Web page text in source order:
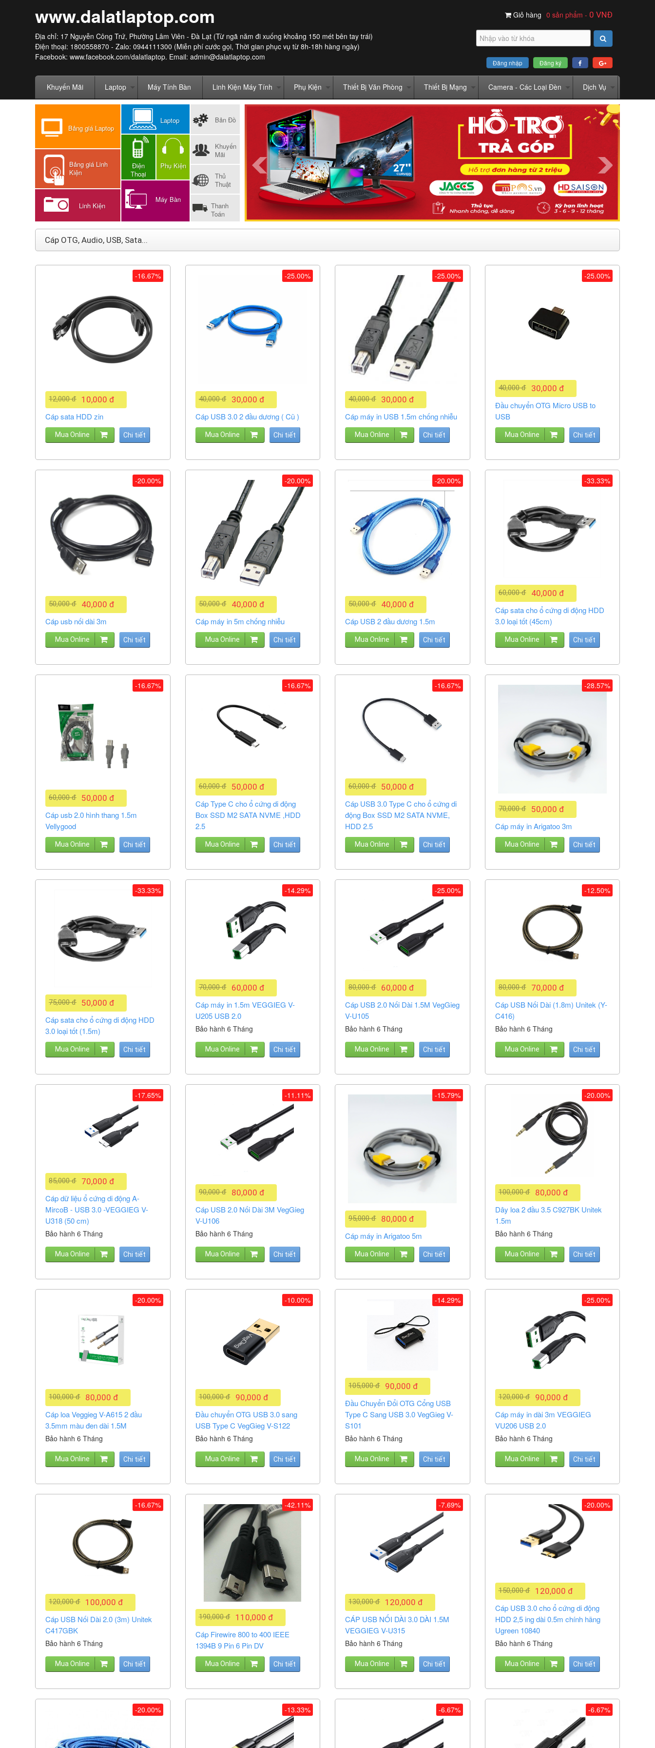
www.dalatlaptop.com
Địa chỉ: 17 Nguyễn Công Trứ, Phường Lâm Viên - Đà Lạt (Từ ngã năm đi xuống khoảng 150 mét bên tay trái)
Điện thoại: 1800558870 - Zalo: 0944111300 (Miễn phí cước gọi, Thời gian phục vụ từ 8h-18h hàng ngày)
Facebook: www.facebook.com/dalatlaptop. Email: admin@dalatlaptop.com
Giỏ hàng 0 sản phẩm - 0 VNĐ
Đăng nhập Đăng ký
Khuyến Mãi Laptop Máy Tính Bàn Linh Kiện Máy Tính Phụ Kiện Thiết Bị Văn Phòng Thiết Bị Mạng Camera - Các Loại Đèn Dịch Vụ
Bảng giá Laptop
Bảng giá Linh
Kiện
Linh Kiện
Laptop
Điện
Thoại
Phụ Kiện
Máy Bàn
Bản Đồ
Khuyến
Mãi
Thủ
Thuật
Thanh
Toán
Cáp OTG, Audio, USB, Sata...
10,000 đ
12,000 đ
Cáp sata HDD zin
Mua Online Chi tiết
-16.67%
30,000 đ
40,000 đ
Cáp USB 3.0 2 đầu dương ( Cũ )
Mua Online Chi tiết
-25.00%
30,000 đ
40,000 đ
Cáp máy in USB 1.5m chống nhiễu
Mua Online Chi tiết
-25.00%
30,000 đ
40,000 đ
Đầu chuyển OTG Micro USB to
USB
Mua Online Chi tiết
-25.00%
40,000 đ
50,000 đ
Cáp usb nối dài 3m
Mua Online Chi tiết
-20.00%
40,000 đ
50,000 đ
Cáp máy in 5m chống nhiễu
Mua Online Chi tiết
-20.00%
40,000 đ
50,000 đ
Cáp USB 2 đầu dương 1.5m
Mua Online Chi tiết
-20.00%
40,000 đ
60,000 đ
Cáp sata cho ổ cứng di động HDD
3.0 loại tốt (45cm)
Mua Online Chi tiết
-33.33%
50,000 đ
60,000 đ
Cáp usb 2.0 hình thang 1.5m
Vellygood
Mua Online Chi tiết
-16.67%
50,000 đ
60,000 đ
Cáp Type C cho ổ cứng di động
Box SSD M2 SATA NVME ,HDD
2.5
Mua Online Chi tiết
-16.67%
50,000 đ
60,000 đ
Cáp USB 3.0 Type C cho ổ cứng di
động Box SSD M2 SATA NVME,
HDD 2.5
Mua Online Chi tiết
-16.67%
50,000 đ
70,000 đ
Cáp máy in Arigatoo 3m
Mua Online Chi tiết
-28.57%
50,000 đ
75,000 đ
Cáp sata cho ổ cứng di động HDD
3.0 loại tốt (1.5m)
Mua Online Chi tiết
-33.33%
60,000 đ
70,000 đ
Cáp máy in 1.5m VEGGIEG V-
U205 USB 2.0
Bảo hành 6 Tháng
Mua Online Chi tiết
-14.29%
60,000 đ
80,000 đ
Cáp USB 2.0 Nối Dài 1.5M VegGieg
V-U105
Bảo hành 6 Tháng
Mua Online Chi tiết
-25.00%
70,000 đ
80,000 đ
Cáp USB Nối Dài (1.8m) Unitek (Y-
C416)
Bảo hành 6 Tháng
Mua Online Chi tiết
-12.50%
70,000 đ
85,000 đ
Cáp dữ liệu ổ cứng di động A-
MircoB - USB 3.0 -VEGGIEG V-
U318 (50 cm)
Bảo hành 6 Tháng
Mua Online Chi tiết
-17.65%
80,000 đ
90,000 đ
Cáp USB 2.0 Nối Dài 3M VegGieg
V-U106
Bảo hành 6 Tháng
Mua Online Chi tiết
-11.11%
80,000 đ
95,000 đ
Cáp máy in Arigatoo 5m
Mua Online Chi tiết
-15.79%
80,000 đ
100,000 đ
Dây loa 2 đầu 3.5 C927BK Unitek
1.5m
Bảo hành 6 Tháng
Mua Online Chi tiết
-20.00%
80,000 đ
100,000 đ
Cáp loa Veggieg V-A615 2 đầu
3.5mm màu đen dài 1.5M
Bảo hành 6 Tháng
Mua Online Chi tiết
-20.00%
90,000 đ
100,000 đ
Đầu chuyển OTG USB 3.0 sang
USB Type C VegGieg V-S122
Bảo hành 6 Tháng
Mua Online Chi tiết
-10.00%
90,000 đ
105,000 đ
Đầu Chuyển Đổi OTG Cổng USB
Type C Sang USB 3.0 VegGieg V-
S101
Bảo hành 6 Tháng
Mua Online Chi tiết
-14.29%
90,000 đ
120,000 đ
Cáp máy in dài 3m VEGGIEG
VU206 USB 2.0
Bảo hành 6 Tháng
Mua Online Chi tiết
-25.00%
100,000 đ
120,000 đ
Cáp USB Nối Dài 2.0 (3m) Unitek
C417GBK
Bảo hành 6 Tháng
Mua Online Chi tiết
-16.67%
110,000 đ
190,000 đ
Cáp Firewire 800 to 400 IEEE
1394B 9 Pin 6 Pin DV
Mua Online Chi tiết
-42.11%
120,000 đ
130,000 đ
CÁP USB NỐI DÀI 3.0 DÀI 1.5M
VEGGIEG V-U315
Bảo hành 6 Tháng
Mua Online Chi tiết
-7.69%
120,000 đ
150,000 đ
Cáp USB 3.0 cho ổ cứng di động
HDD 2,5 ing dài 0.5m chính hãng
Ugreen 10840
Bảo hành 6 Tháng
Mua Online Chi tiết
-20.00%
-20.00% -13.33% -6.67% -6.67%